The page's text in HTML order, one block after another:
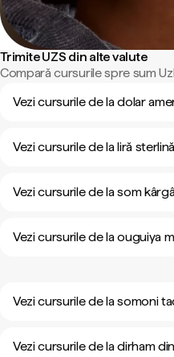
Trimite UZS din alte valute
Compară cursurile spre sum
Vezi cursurile de la dolar
Vezi cursurile de la liră
Vezi cursurile de la som
Vezi cursurile de la ouguiya
Vezi cursurile de la somoni
Vezi cursurile de la dirham